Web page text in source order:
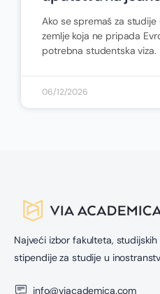
Ako se spremaš za
zemlje koja ne pripada
potrebna studentska viza.
06/12/2026
Najveći izbor fakulteta,
stipendije za studije u
info@viacademica.com